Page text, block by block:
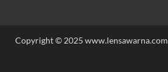
Copyright © 2025 www.lensawarna.com